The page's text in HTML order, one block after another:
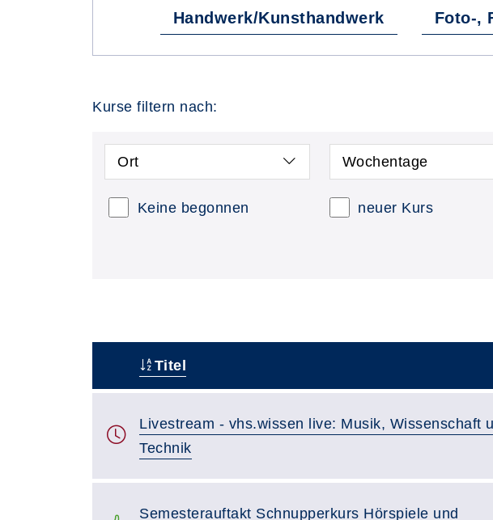
Handwerk/Kunsthandwerk Foto-,
Kurse filtern nach:
Ort Wochentage
Keine begonnen neuer Kurs
Titel
Livestream - vhs.wissen live: Musik, Wissenschaft
Technik
Semesterauftakt Schnupperkurs Hörspiele und